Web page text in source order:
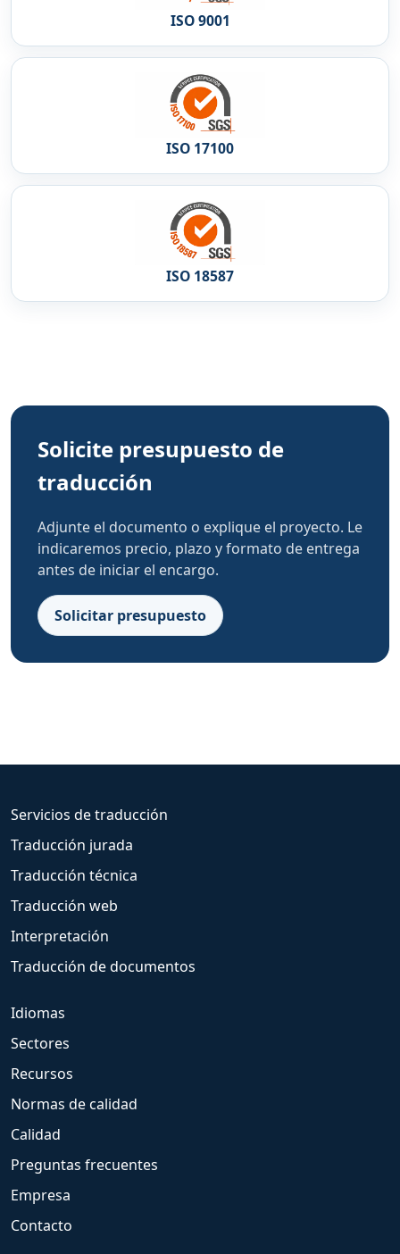
ISO 9001
ISO 17100
ISO 18587
Solicite presupuesto de
traducción
Adjunte el documento o explique el proyecto. Le
indicaremos precio, plazo y formato de entrega
antes de iniciar el encargo.
Solicitar presupuesto
Servicios de traducción
Traducción jurada
Traducción técnica
Traducción web
Interpretación
Traducción de documentos
Idiomas
Sectores
Recursos
Normas de calidad
Calidad
Preguntas frecuentes
Empresa
Contacto